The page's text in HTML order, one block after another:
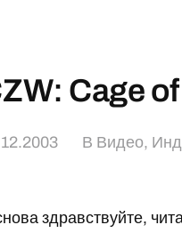
Cage
В Видео,
здравствуйте,